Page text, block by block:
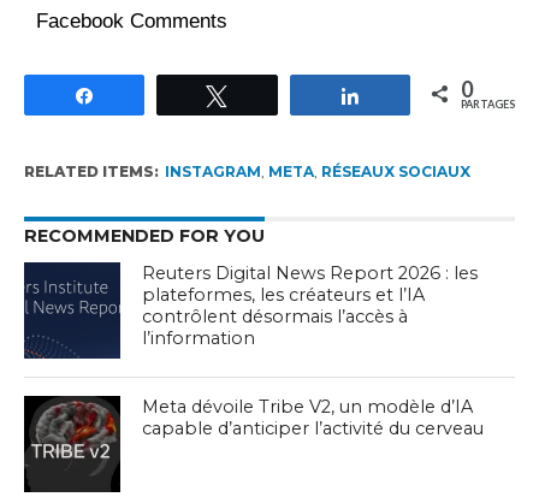
Facebook Comments
Partagez 0
PARTAGES
RELATED ITEMS: INSTAGRAM, META, RÉSEAUX SOCIAUX
RECOMMENDED FOR YOU
Reuters Digital News Report 2026 : les
plateformes, les créateurs et l’IA
contrôlent désormais l’accès à
l’information
Meta dévoile Tribe V2, un modèle d’IA
capable d’anticiper l’activité du cerveau